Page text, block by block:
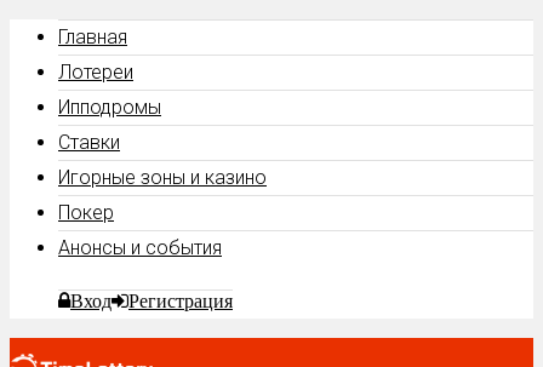
Главная
Лотереи
Ипподромы
Ставки
Игорные зоны и казино
Покер
Анонсы и события
Вход Регистрация